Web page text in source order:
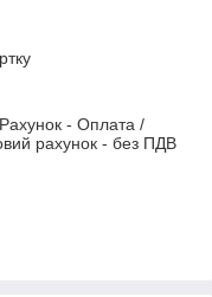
- Оплата /
рахунок - без ПДВ